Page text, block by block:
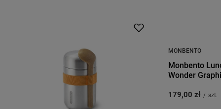
MONBENTO
Monbento
Wonder
179,00 zł / szt.